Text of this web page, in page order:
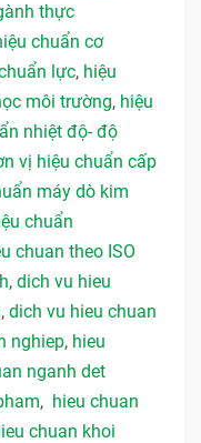
thực
chuẩn cơ
lực, hiệu
môi trường, hiệu
nhiệt độ- độ
vị hiệu chuẩn cấp
máy dò kim
chuẩn
chuan theo ISO
, dich vu hieu
, dich vu hieu chuan
nghiep, hieu
nganh det
, hieu chuan
chuan khoi